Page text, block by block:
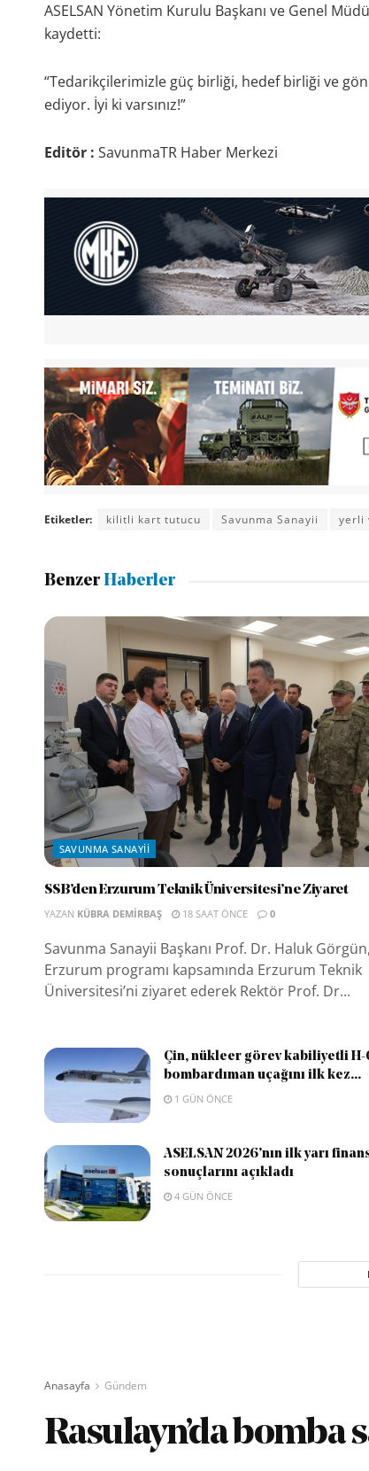
ASELSAN Yönetim Kurulu Başkanı ve Genel
kaydetti:
“Tedarikçilerimizle güç birliği, hedef birliği ve
ediyor. İyi ki varsınız!”
Editör : SavunmaTR Haber Merkezi
Etiketler: kilitli kart tutucu Savunma Sanayii yerli
BenzerHaberler
SAVUNMA SANAYII
SSB’den Erzurum Teknik Üniversitesi’ne Ziyaret
YAZAN KÜBRA DEMIRBAŞ 18 SAAT ÖNCE 0
Savunma Sanayii Başkanı Prof. Dr. Haluk Görgün,
Erzurum programı kapsamında Erzurum Teknik
Üniversitesi’ni ziyaret ederek Rektör Prof. Dr...
Çin, nükleer görev kabiliyetli H-
bombardıman uçağını ilk kez...
1 GÜN ÖNCE
ASELSAN 2026’nın ilk yarı
sonuçlarını açıkladı
4 GÜN ÖNCE
Anasayfa Gündem
Rasulayn’da bomba